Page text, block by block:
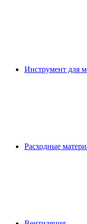
Инструмент для
Расходные